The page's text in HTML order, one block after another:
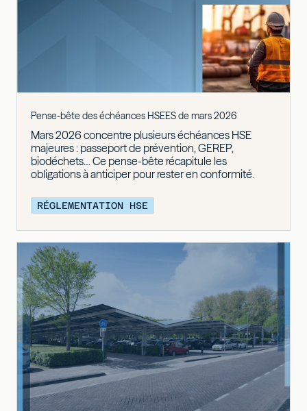
Pense-bête des échéances HSEES de mars 2026
Mars 2026 concentre plusieurs échéances HSE
majeures : passeport de prévention, GEREP,
biodéchets… Ce pense-bête récapitule les
obligations à anticiper pour rester en conformité.
RÉGLEMENTATION HSE